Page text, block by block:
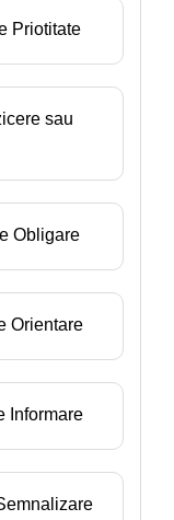
Priotitate
sau
Obligare
Orientare
Informare